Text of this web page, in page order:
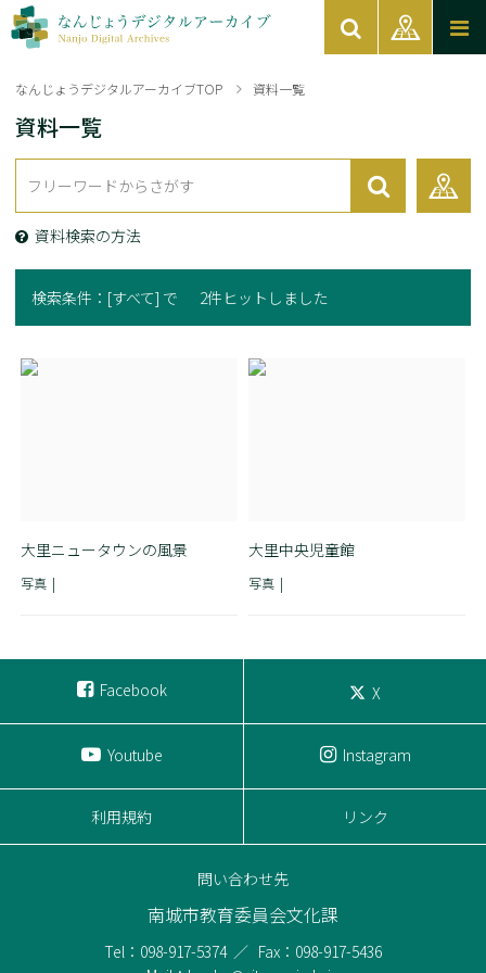
なんじょうデジタルアーカイブTOP 資料一覧
資料一覧
資料検索の方法
検索条件： [すべて] で 2件ヒットしました
大里ニュータウンの風景
写真
大里中央児童館
写真
Facebook X
Youtube Instagram
利用規約 リンク
問い合わせ先
南城市教育委員会文化課
Tel：098-917-5374
Fax：098-917-5436